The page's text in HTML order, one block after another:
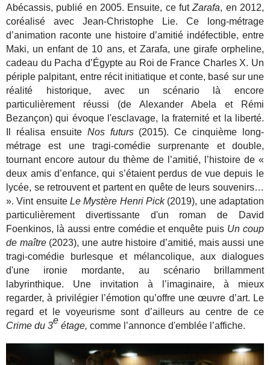
Abécassis, publié en 2005. Ensuite, ce futZarafa, en 2012,
coréalisé avec Jean-Christophe Lie. Ce long-métrage
d’animation raconte une histoire d’amitié indéfectible, entre
Maki, un enfant de 10 ans, et Zarafa, une girafe orpheline,
cadeau du Pacha d’Égypte au Roi de France Charles X. Un
périple palpitant, entre récit initiatique et conte, basé sur une
réalité historique, avec un scénario là encore
particulièrement réussi (de Alexander Abela et Rémi
Bezançon) qui évoque l'esclavage, la fraternité et la liberté.
Il réalisa ensuite Nos futurs(2015). Ce cinquième long-
métrage est une tragi-comédie surprenante et double,
tournant encore autour du thème de l’amitié,
l’histoire de «
deux amis d’enfance, qui s’étaient perdus de vue depuis le
lycée, se retrouvent et partent en quête de leurs souvenirs…
». Vint ensuiteLe Mystère Henri Pick(2019), une adaptation
particulièrement divertissante d'un roman de David
Foenkinos, là aussi entre comédie et enquête puis Un coup
de maître(2023), une autre histoire d’amitié, mais aussi une
tragi-comédie burlesque et mélancolique, aux dialogues
d'une ironie mordante, au scénario brillamment
labyrinthique. Une invitation à l’imaginaire, à mieux
regarder, à privilégier l’émotion qu’offre une œuvre d’art. Le
regard et le voyeurisme sont d’ailleurs au centre de ce
Crime du 3e étage, comme l’annonce d'emblée l’affiche.